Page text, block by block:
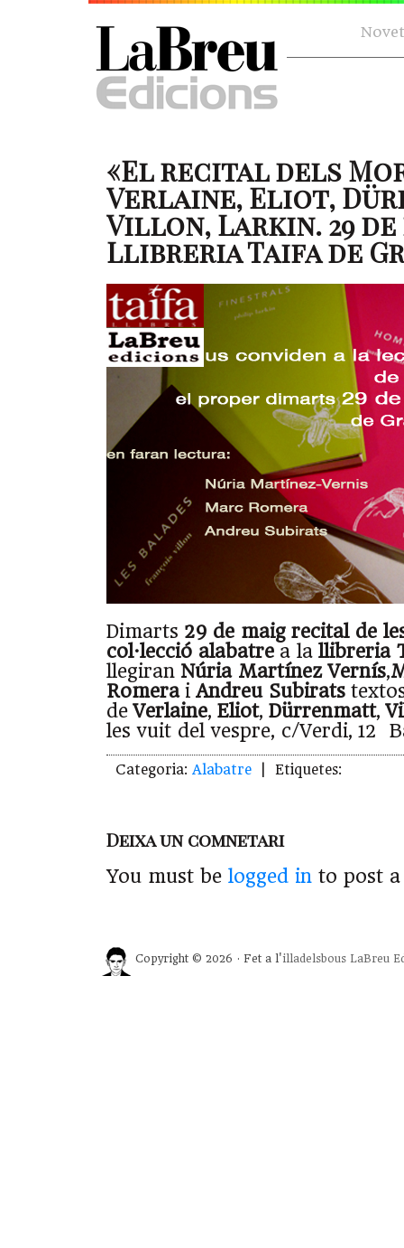
«El recital dels
Verlaine, Eliot,
Villon, Larkin. 29 de
Llibreria Taifa de
Dimarts 29 de maig recital de
col·lecció alabatre a la llibreria
llegiran Núria Martínez Vernís,
Romerai Andreu Subirats
deVerlaine, Eliot, Dürrenmatt,
les vuit del vespre, c/Verdi, 12
Categoria: Alabatre | Etiquetes:
Deixa un comnetari
You must be logged in to post
Copyright © 2026 · Fet a l'illadelsbous LaBreu